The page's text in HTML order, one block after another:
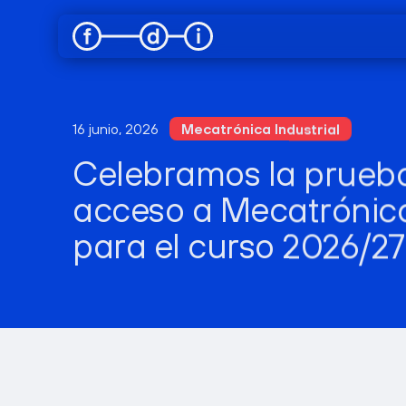
16 junio, 2026 Mecatrónica Industrial
Celebramos la
acceso a
para el curso 2026/27